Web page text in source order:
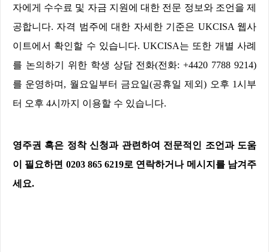
자에게 수수료 및 자금 지원에 대한 전문 정보와 조언을 제
공합니다. 자격 범주에 대한 자세한 기준은 UKCISA 웹사
이트에서 확인할 수 있습니다. UKCISA는 또한 개별 사례
를 논의하기 위한 학생 상담 전화(전화: +4420 7788 9214)
를 운영하며 , 월요일부터 금요일(공휴일 제외) 오후 1시부
터 오후 4시까지 이용할 수 있습니다.
영주권 혹은 정착 신청과 관련하여 전문적인 조언과 도움
이 필요하면 0203 865 6219로 연락하거나 메시지를 남겨주
세요.